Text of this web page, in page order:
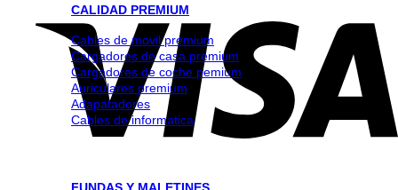
CALIDAD PREMIUM
Cables de movil premium
Cargadores de casa premium
Cargadores de coche pemium
Auriculares premium
Adapatadores
Cables de informatica
FUNDAS Y MALETINES